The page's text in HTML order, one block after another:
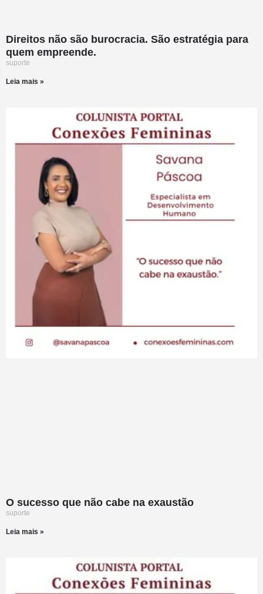
Direitos não são burocracia. São estratégia para
quem empreende.
suporte
Leia mais »
O sucesso que não cabe na exaustão
suporte
Leia mais »